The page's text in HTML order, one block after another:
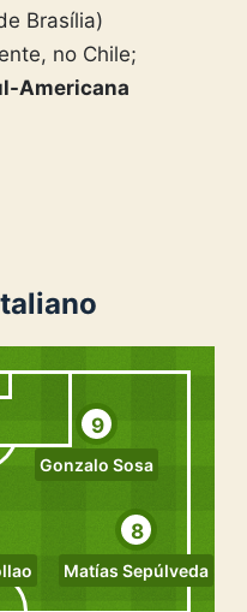
Brasília)
no Chile;
Americana
9
Gonzalo Sosa
8
Matías Sepúlveda